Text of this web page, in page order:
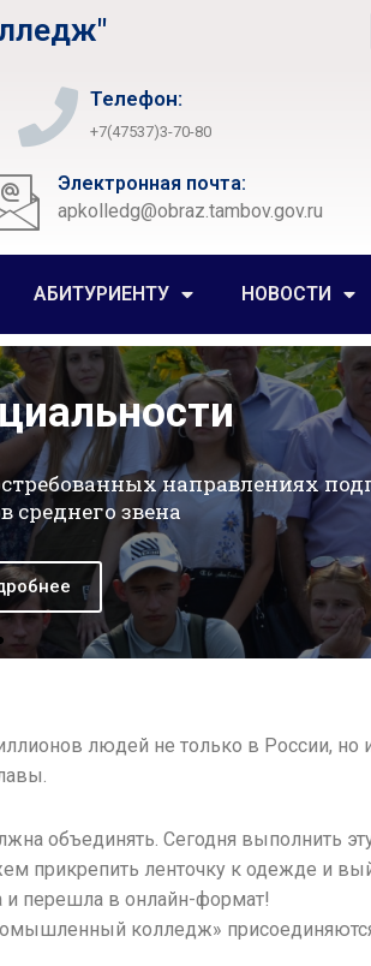
Телефон:
+7(47537)3-70-80
Электронная почта:
apkolledg@obraz.tambov.gov.ru
АБИТУРИЕНТУ НОВОСТИ
людей не только в России, но
объединять. Сегодня выполнить
прикрепить ленточку к одежде и
и перешла в онлайн-формат!
колледж»